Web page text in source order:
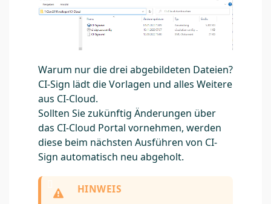
Warum nur die drei abgebildeten Dateien?
CI-Sign lädt die Vorlagen und alles Weitere
aus CI-Cloud.
Sollten Sie zukünftig Änderungen über
das CI-Cloud Portal vornehmen, werden
diese beim nächsten Ausführen von CI-
Sign automatisch neu abgeholt.